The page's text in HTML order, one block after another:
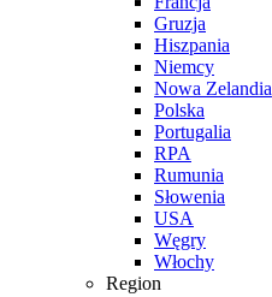
Gruzja
Hiszpania
Niemcy
Nowa Zelandia
Polska
Portugalia
RPA
Rumunia
Słowenia
USA
Węgry
Włochy
Region